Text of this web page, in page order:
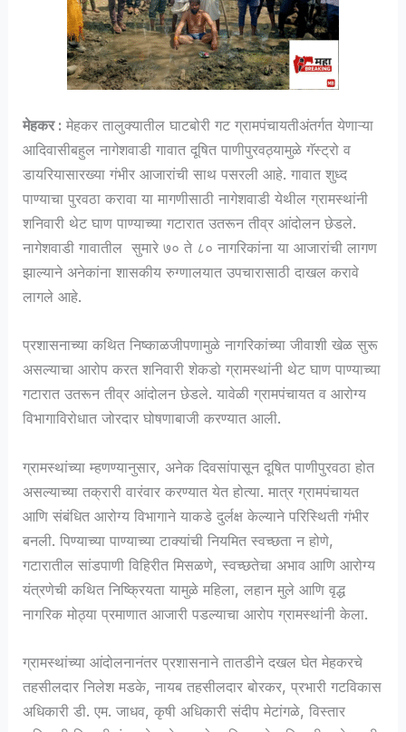
मेहकर : मेहकर तालुक्यातील घाटबोरी गट ग्रामपंचायतीअंतर्गत येणाऱ्या
आदिवासीबहुल नागेशवाडी गावात दूषित पाणीपुरवठ्यामुळे गॅस्ट्रो व
डायरियासारख्या गंभीर आजारांची साथ पसरली आहे. गावात शुध्द
पाण्याचा पुरवठा करावा या मागणीसाठी नागेशवाडी येथील ग्रामस्थांनी
शनिवारी थेट घाण पाण्याच्या गटारात उतरून तीव्र आंदोलन छेडले.
नागेशवाडी गावातील सुमारे ७० ते ८० नागरिकांना या आजारांची लागण
झाल्याने अनेकांना शासकीय रुग्णालयात उपचारासाठी दाखल करावे
लागले आहे.
प्रशासनाच्या कथित निष्काळजीपणामुळे नागरिकांच्या जीवाशी खेळ सुरू
असल्याचा आरोप करत शनिवारी शेकडो ग्रामस्थांनी थेट घाण पाण्याच्या
गटारात उतरून तीव्र आंदोलन छेडले. यावेळी ग्रामपंचायत व आरोग्य
विभागाविरोधात जोरदार घोषणाबाजी करण्यात आली.
ग्रामस्थांच्या म्हणण्यानुसार, अनेक दिवसांपासून दूषित पाणीपुरवठा होत
असल्याच्या तक्रारी वारंवार करण्यात येत होत्या. मात्र ग्रामपंचायत
आणि संबंधित आरोग्य विभागाने याकडे दुर्लक्ष केल्याने परिस्थिती गंभीर
बनली. पिण्याच्या पाण्याच्या टाक्यांची नियमित स्वच्छता न होणे,
गटारातील सांडपाणी विहिरीत मिसळणे, स्वच्छतेचा अभाव आणि आरोग्य
यंत्रणेची कथित निष्क्रियता यामुळे महिला, लहान मुले आणि वृद्ध
नागरिक मोठ्या प्रमाणात आजारी पडल्याचा आरोप ग्रामस्थांनी केला.
ग्रामस्थांच्या आंदोलनानंतर प्रशासनाने तातडीने दखल घेत मेहकरचे
तहसीलदार निलेश मडके, नायब तहसीलदार बोरकर, प्रभारी गटविकास
अधिकारी डी. एम. जाधव, कृषी अधिकारी संदीप मेटांगळे, विस्तार